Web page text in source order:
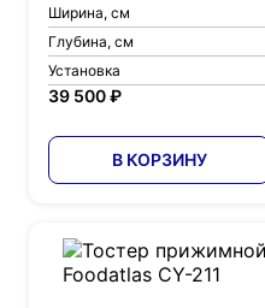
Ширина, см
Глубина, см
Установка
39 500 ₽
В КОРЗИНУ